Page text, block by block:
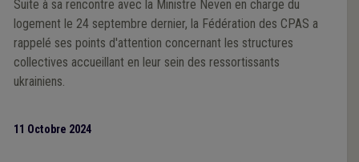
Suite à sa rencontre avec la Ministre Neven en charge du
logement le 24 septembre dernier, la Fédération des CPAS a
rappelé ses points d'attention concernant les structures
collectives accueillant en leur sein des ressortissants
ukrainiens.
11 Octobre 2024